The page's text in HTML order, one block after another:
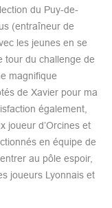
du Puy-de-
(entraîneur de
les jeunes en se
tour du challenge de
magnifique
de Xavier pour ma
également,
joueur d’Orcines et
en équipe de
au pôle espoir,
joueurs Lyonnais et